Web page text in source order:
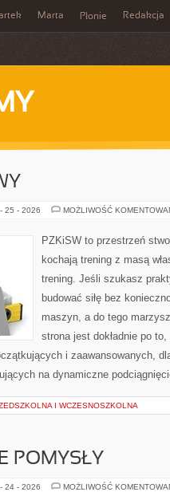
Marta Płonie Redakcja
25 - 2026 MOŻLIWOŚĆ
PZKiSW to przestrzeń
kochają trening z masą
trening. Jeśli szukasz
budować siłę bez
maszyn, a do tego
strona jest dokładnie po
i zaawansowanych,
na dynamiczne
I WCZESNOSZKOLNA
POMYSŁY
24 - 2026 MOŻLIWOŚĆ